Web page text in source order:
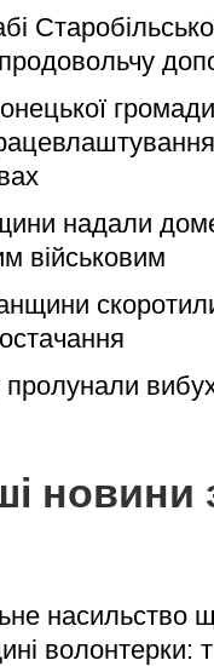
надали
військовим
пролунали
новини
насильство
волонтерки: